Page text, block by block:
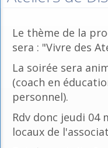
Le thème de la
sera : "Vivre des
La soirée sera
(coach en
personnel).
Rdv donc jeudi 04
locaux de